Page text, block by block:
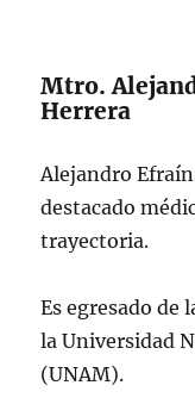
Mtro.
Herrera
Alejandro
destacado
trayectoria.
Es egresado de
la Universidad
(UNAM).